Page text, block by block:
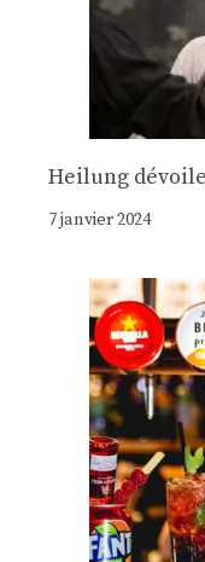
Heilung
7 janvier 2024